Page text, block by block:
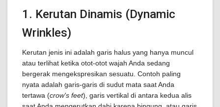
1. Kerutan Dinamis (Dynamic
Wrinkles)
Kerutan jenis ini adalah garis halus yang hanya muncul
atau terlihat ketika otot-otot wajah Anda sedang
bergerak mengekspresikan sesuatu. Contoh paling
nyata adalah garis-garis di sudut mata saat Anda
tertawa (crow's feet), garis vertikal di antara kedua alis